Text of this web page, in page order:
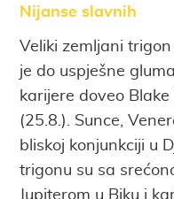
Nijanse slavnih
Veliki zemljani
je do uspješne
karijere doveo Blake
(25.8.). Sunce,
bliskoj konjunkciji u
trigonu su sa
Jupiterom u Biku i